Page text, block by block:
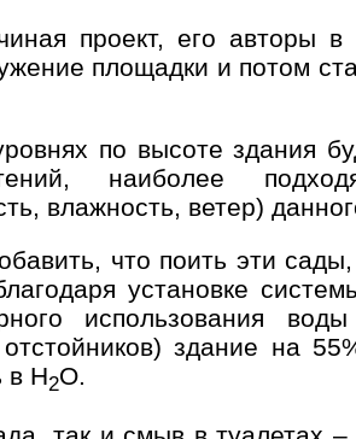
проект, его авторы
площадки и потом
по высоте здания
наиболее
влажность, ветер)
что поить эти
установке
использования
здание на
в H2O.